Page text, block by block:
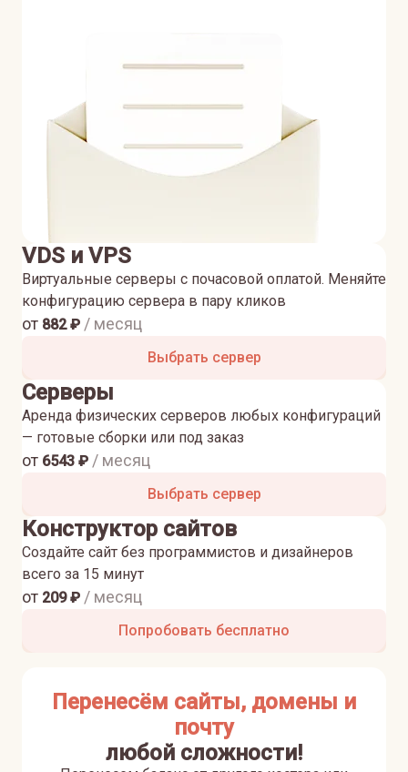
VDS и VPS
Виртуальные серверы с почасовой оплатой. Меняйте
конфигурацию сервера в пару кликов
от 882₽ / месяц
Выбрать сервер
Серверы
Аренда физических серверов любых конфигураций
— готовые сборки или под заказ
от 6543 ₽ / месяц
Выбрать сервер
Конструктор сайтов
Создайте сайт без программистов и дизайнеров
всего за 15 минут
от 209₽ / месяц
Попробовать бесплатно
Перенесём сайты, домены и
почту
любой сложности!